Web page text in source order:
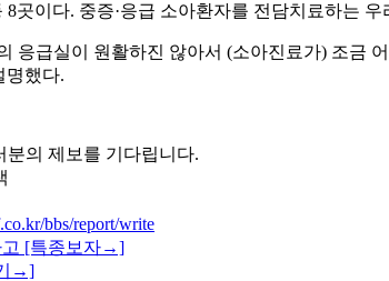
8곳이다. 중증·응급 소아환자를 전담치료하는
응급실이 원활하진 않아서 (소아진료가) 조금
명했다.
분의 제보를 기다립니다.
bbs/report/write
고 [특종보자→]
→]